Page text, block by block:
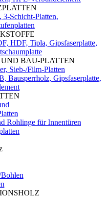
3-Schicht-Platten,
HDF, Tipla, Gipsfaserplatte,
UND BAU-PLATTEN
Sieb-/Film-Platten
Bausperrholz, Gipsfaserplatte,
Rohlinge für Innentüren